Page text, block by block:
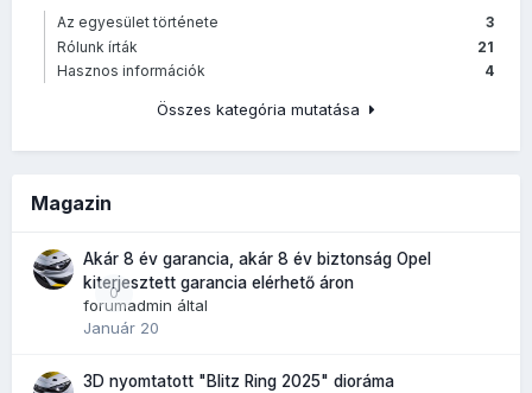
3
Az egyesület története
21
Rólunk írták
4
Hasznos információk
Összes kategória mutatása
Magazin
0
Akár 8 év garancia, akár 8 év biztonság Opel
kiterjesztett garancia elérhető áron
forumadmin által
Január 20
3D nyomtatott "Blitz Ring 2025" dioráma